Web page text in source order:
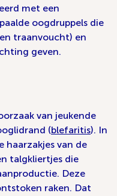
met een
oogdruppels die
traanvoucht) en
geven.
van jeukende
(blefaritis). In
haarzakjes van de
talgkliertjes die
Deze
raken. Dat